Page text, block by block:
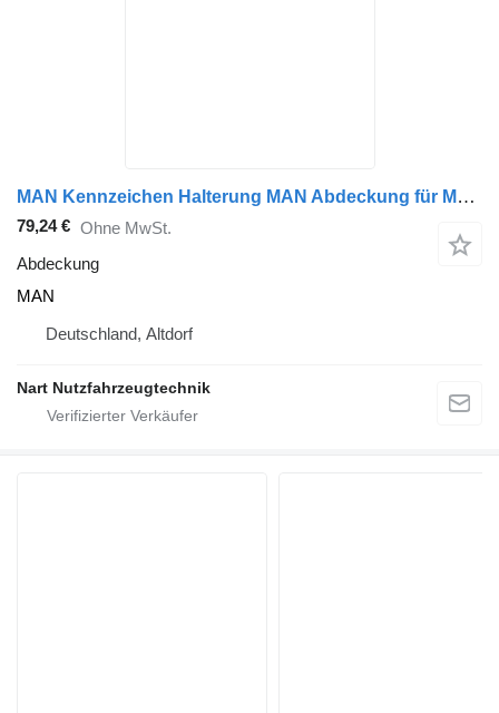
MAN Kennzeichen Halterung MAN Abdeckung für MAN TGM Sattelzugmaschine
79,24 € Ohne MwSt.
Abdeckung
MAN
Deutschland, Altdorf
Nart Nutzfahrzeugtechnik